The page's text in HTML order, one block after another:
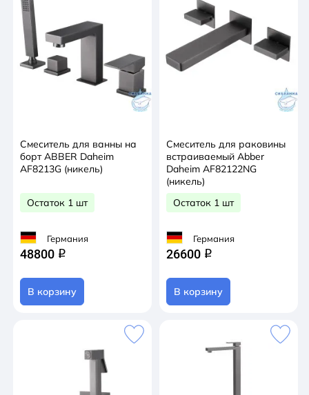
Смеситель для ванны на
борт ABBER Daheim
AF8213G (никель)
Остаток 1 шт
Германия
48800 q
В корзину
Смеситель для раковины
встраиваемый Abber
Daheim AF82122NG
(никель)
Остаток 1 шт
Германия
26600 q
В корзину